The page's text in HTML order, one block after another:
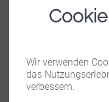
CULLMANN
Blitzschnelle und
Wir verwenden
das
verbessern.